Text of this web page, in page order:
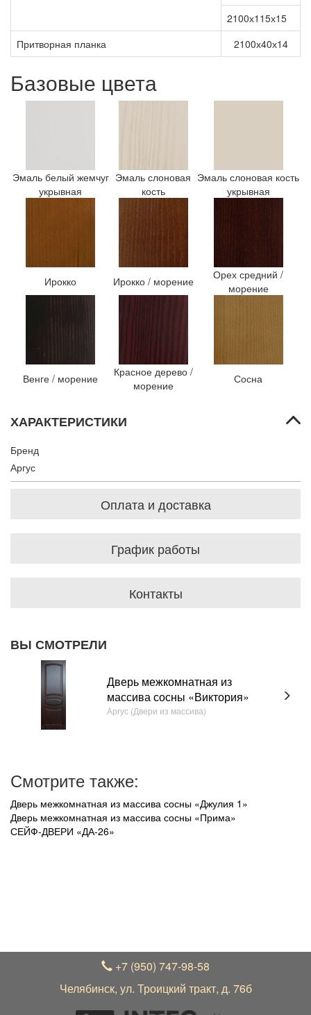
2100х115х15
Притворная планка
2100х40х14
Базовые цвета
Эмаль белый жемчуг
укрывная
Эмаль слоновая
кость
Эмаль слоновая кость
укрывная
Ирокко Ирокко / морение
Орех средний /
морение
Венге / морение
Красное дерево /
морение
Сосна
ХАРАКТЕРИСТИКИ
Бренд
Аргус
Оплата и доставка
График работы
Контакты
ВЫ СМОТРЕЛИ
Дверь межкомнатная из
массива сосны «Виктория»
Аргус (Двери из массива)
Смотрите также:
Дверь межкомнатная из массива сосны «Джулия 1»
Дверь межкомнатная из массива сосны «Прима»
СЕЙФ-ДВЕРИ «ДА-26»
+7 (950) 747-98-58
Челябинск, ул. Троицкий тракт, д. 76б